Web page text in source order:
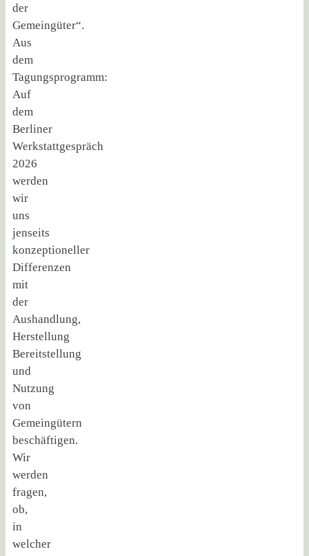
der
Gemeingüter“.
Aus
dem
Tagungsprogramm:
Auf
dem
Berliner
Werkstattgespräch
2026
werden
wir
uns
jenseits
konzeptioneller
Differenzen
mit
der
Aushandlung,
Herstellung
Bereitstellung
und
Nutzung
von
Gemeingütern
beschäftigen.
Wir
werden
fragen,
ob,
in
welcher